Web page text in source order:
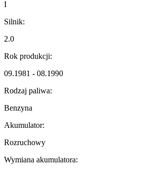
I
Silnik:
2.0
Rok produkcji:
09.1981 - 08.1990
Rodzaj paliwa:
Benzyna
Akumulator:
Rozruchowy
Wymiana akumulatora: